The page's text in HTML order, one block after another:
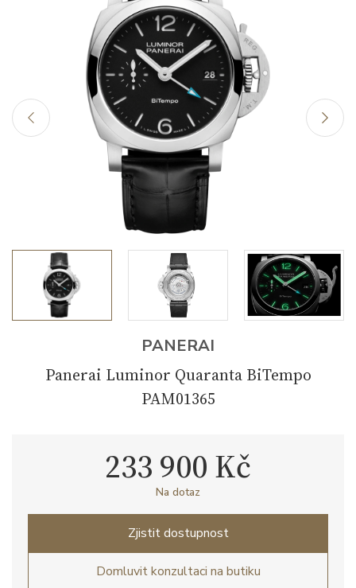
PANERAI
Panerai Luminor Quaranta BiTempo
PAM01365
233 900 Kč
Na dotaz
Zjistit dostupnost
Domluvit konzultaci na butiku